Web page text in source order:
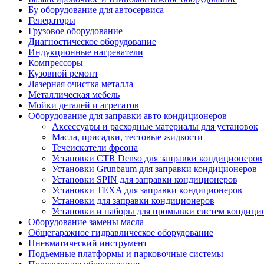
Бу оборудование для автосервиса
Генераторы
Грузовое оборудование
Диагностическое оборудование
Индукционные нагреватели
Компрессоры
Кузовной ремонт
Лазерная очистка металла
Металлическая мебель
Мойки деталей и агрегатов
Оборудование для заправки авто кондиционеров
Аксессуары и расходные материалы для установок
Масла, присадки, тестовые жидкости
Течеискатели фреона
Установки CTR Denso для заправки кондиционеров
Установки Grunbaum для заправки кондиционеров
Установки SPIN для заправки кондиционеров
Установки TEXA для заправки кондиционеров
Установки для заправки кондиционеров
Установки и наборы для промывки систем
Оборудование замены масла
Общегаражное гидравлическое оборудование
Пневматический инструмент
Подъемные платформы и парковочные системы